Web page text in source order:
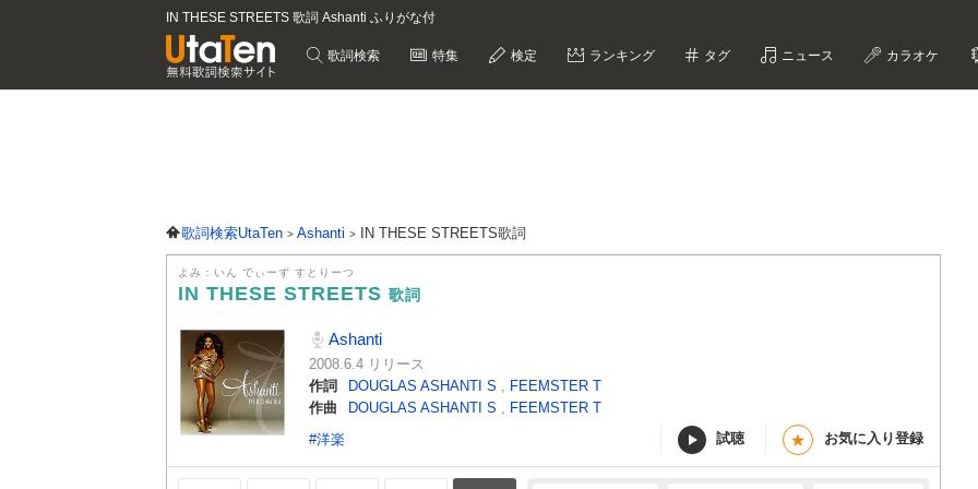
IN THESE STREETS 歌詞 Ashanti ふりがな付
歌詞検索 特集 検定 ランキング タグ ニュース カラオケ
歌詞検索UtaTen Ashanti IN THESE STREETS歌詞
よみ：いん でぃーず すとりーつ
IN THESE STREETS 歌詞
Ashanti
2008.6.4 リリース
作詞
DOUGLAS ASHANTI S , FEEMSTER T
作曲
DOUGLAS ASHANTI S , FEEMSTER T
#洋楽
試聴 ★ お気に入り登録